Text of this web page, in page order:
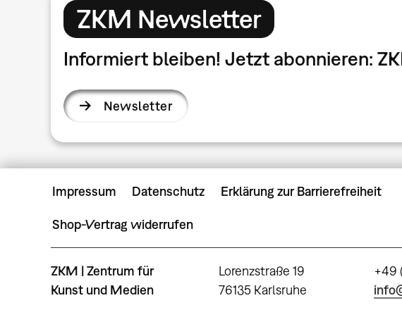
ZKM Newsletter
Informiert bleiben! Jetzt abonnieren:
Newsletter
Impressum Datenschutz Erklärung zur Barrierefreiheit
Shop-Vertrag widerrufen
ZKM | Zentrum für
Kunst und Medien
Lorenzstraße 19
76135 Karlsruhe
+49